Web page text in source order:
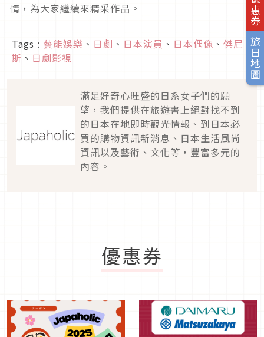
旅日地圖
情，為大家繼續來精采作品。
Tags : 藝能娛樂 、 日劇 、 日本演員 、 日本偶像 、 傑尼
斯 、 日劇影視
滿足好奇心旺盛的日系女子們的願
望，我們提供在旅遊書上絕對找不到
的日本在地即時觀光情報、到日本必
買的購物資訊新消息、日本生活風尚
資訊以及藝術、文化等，豐富多元的
內容。
優惠券